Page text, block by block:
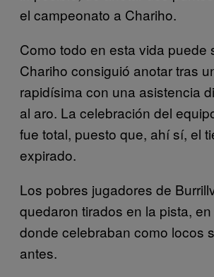
el campeonato a Chariho.
Como todo en esta vida puede
Chariho consiguió anotar tras
rapidísima con una asistencia
al aro. La celebración del
fue total, puesto que, ahí sí, el
expirado.
Los pobres jugadores de
quedaron tirados en la pista,
donde celebraban como locos
antes.